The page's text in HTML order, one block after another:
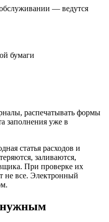
— ведутся
бумаги
распечатывать формы
заполнения уже в
статья расходов и
заливаются,
При проверке их
не все. Электронный
нужным